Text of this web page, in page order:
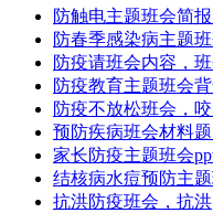
防触电主题班会简
防春季感染病主题
防疫请班会内容，
防疫教育主题班会
防疫不放松班会，
预防疾病班会材料
家长防疫主题班会
结核病水痘预防主
抗洪防疫班会，抗洪